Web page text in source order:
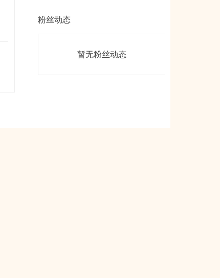
粉丝动态
暂无粉丝动态